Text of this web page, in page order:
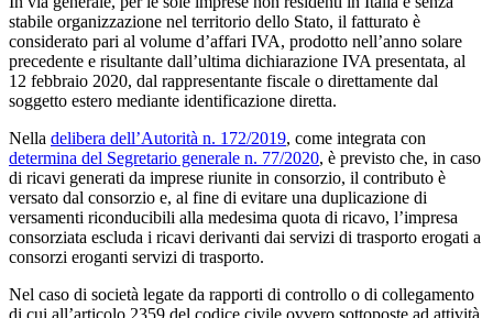
stabile organizzazione nel territorio dello Stato, il fatturato è
considerato pari al volume d’affari IVA, prodotto nell’anno solare
precedente e risultante dall’ultima dichiarazione IVA presentata, al
12 febbraio 2020, dal rappresentante fiscale o direttamente dal
soggetto estero mediante identificazione diretta.
Nella delibera dell’Autorità n. 172/2019, come integrata con
determina del Segretario generale n. 77/2020, è previsto che, in caso
di ricavi generati da imprese riunite in consorzio, il contributo è
versato dal consorzio e, al fine di evitare una duplicazione di
versamenti riconducibili alla medesima quota di ricavo, l’impresa
consorziata escluda i ricavi derivanti dai servizi di trasporto erogati a
consorzi eroganti servizi di trasporto.
Nel caso di società legate da rapporti di controllo o di collegamento
di cui all’articolo 2359 del codice civile ovvero sottoposte ad attività